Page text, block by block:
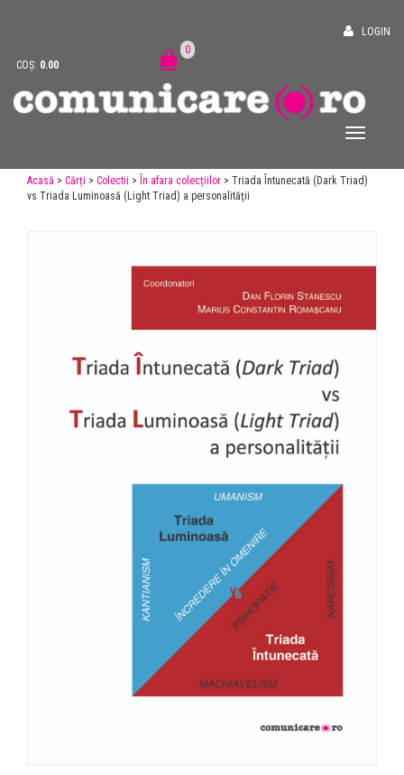
LOGIN
COȘ: 0.00
0
Acasă > Cărți > Colectii > În afara colecțiilor > Triada Întunecată (Dark Triad)
vs Triada Luminoasă (Light Triad) a personalităţii